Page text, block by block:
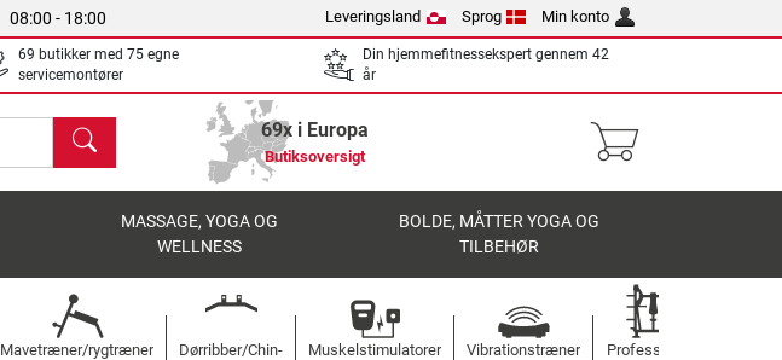
08:00 - 18:00 Leveringsland Sprog Min konto
69 butikker med 75 egne
servicemontører
Din hjemmefitnessekspert gennem 42
år
søg 69x i Europa
Butiksoversigt
MASSAGE, YOGA OG
WELLNESS
BOLDE, MÅTTER YOGA OG
TILBEHØR
Mavetræner/rygtræner
Dørribber/Chin-
Muskelstimulatorer Vibrationstræner
Professionelt